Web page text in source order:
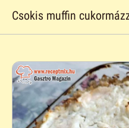
Csokis muffin